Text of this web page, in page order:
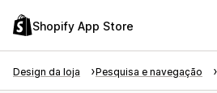
Shopify App Store
Design da loja Pesquisa e navegação